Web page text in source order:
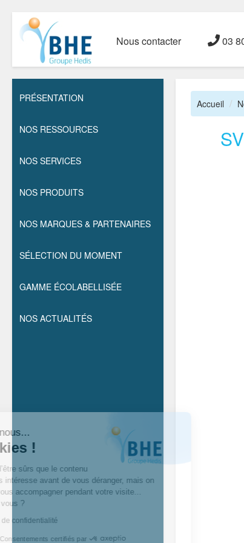
Salut c'est nous...
les cookies !
On a attendu d’être sûrs que le contenu
de ce site vous intéresse avant de vous déranger, mais on
aimerait bien vous accompagner pendant votre visite...
C’est OK pour vous ?
Lire la politique de confidentialité
Consentements certifiés par
Nous contacter 03
PRÉSENTATION
NOS RESSOURCES
NOS SERVICES
NOS PRODUITS
NOS MARQUES & PARTENAIRES
SÉLECTION DU MOMENT
GAMME ÉCOLABELLISÉE
NOS ACTUALITÉS
Accueil